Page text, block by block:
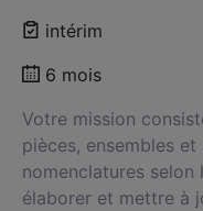
intérim
6 mois
Votre mission
pièces, ensembles
nomenclatures selon
élaborer et mettre à